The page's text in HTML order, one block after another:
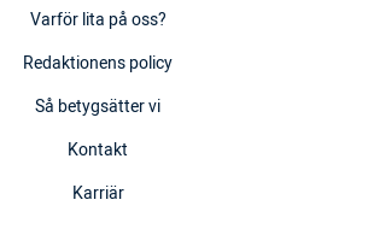
Varför lita på oss?
Redaktionens policy
Så betygsätter vi
Kontakt
Karriär